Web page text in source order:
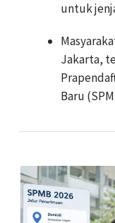
untuk
Jakarta,
Baru